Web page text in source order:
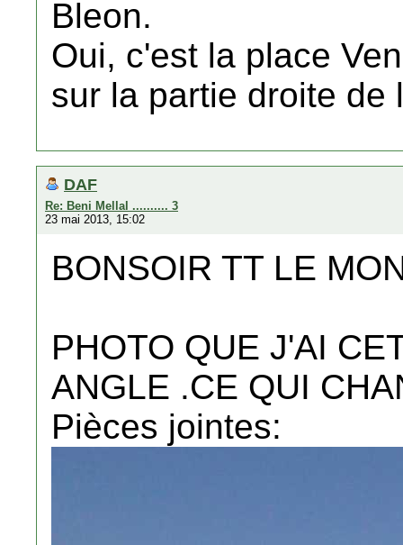
Bleon.
Oui, c'est la place
sur la partie droite de
DAF
Re: Beni Mellal .......... 3
23 mai 2013, 15:02
BONSOIR TT LE
PHOTO QUE J'AI
ANGLE .CE QUI
Pièces jointes: